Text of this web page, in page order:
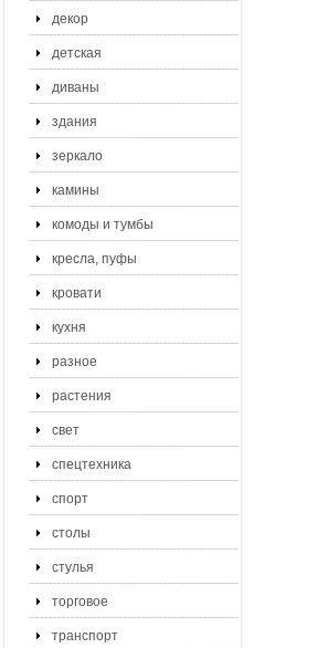
декор
детская
диваны
здания
зеркало
камины
комоды и тумбы
кресла, пуфы
кровати
кухня
разное
растения
свет
спецтехника
спорт
столы
стулья
торговое
транспорт